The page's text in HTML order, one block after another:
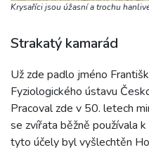
Krysaříci jsou úžasní a trochu
Strakatý kamarád
Už zde padlo jméno
Fyziologického ústavu
Pracoval zde v 50. letech
se zvířata běžně používala
tyto účely byl vyšlechtěn